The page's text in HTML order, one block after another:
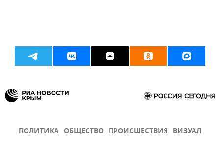
ПОЛИТИКА ОБЩЕСТВО ПРОИСШЕСТВИЯ ВИЗУАЛ